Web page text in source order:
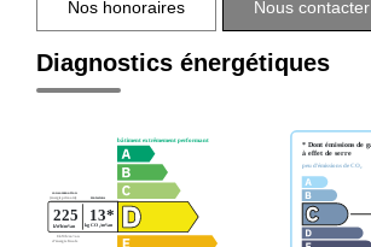
Nos honoraires Nous contacter
Diagnostics énergétiques